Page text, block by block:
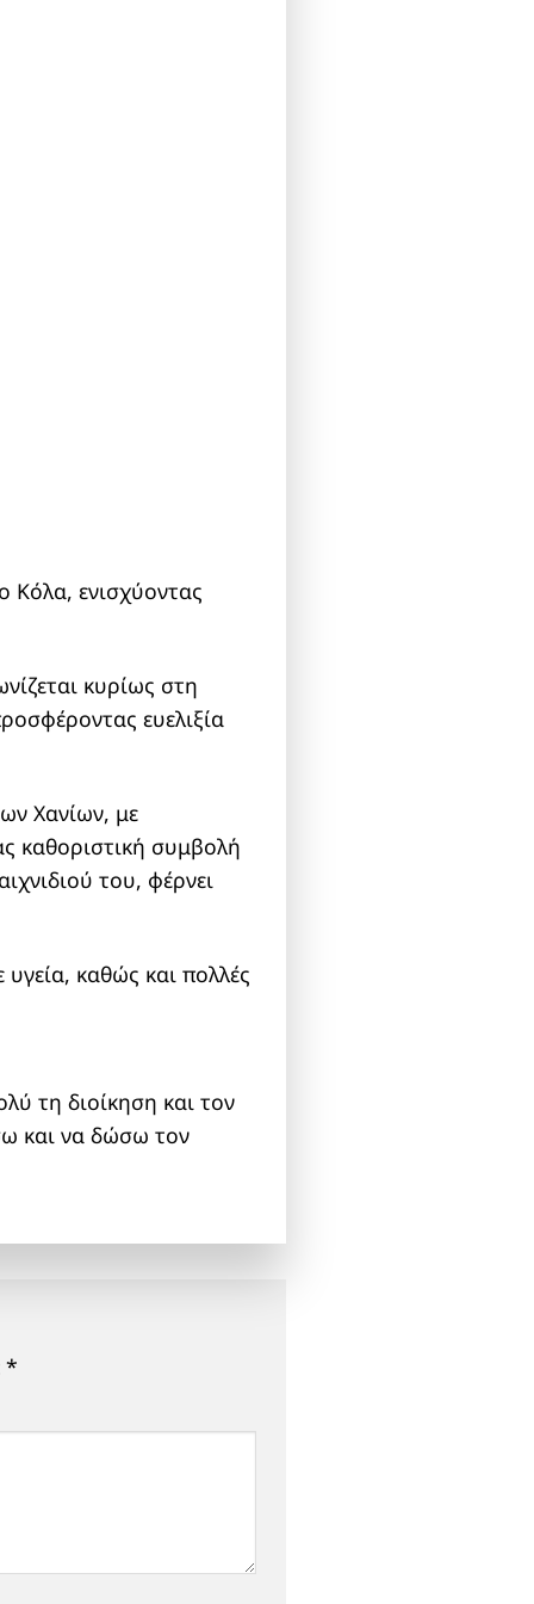
Κόλα, ενισχύοντας
κυρίως στη
ευελιξία
Χανίων, με
καθοριστική συμβολή
του, φέρνει
καθώς και πολλές
τη διοίκηση και τον
και να δώσω τον
*